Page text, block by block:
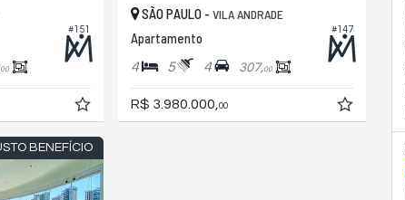
#151
00
#147
SÃO PAULO - VILA ANDRADE
Apartamento
4 5 4 307,00
R$ 3.980.000, 00
BENEFÍCIO